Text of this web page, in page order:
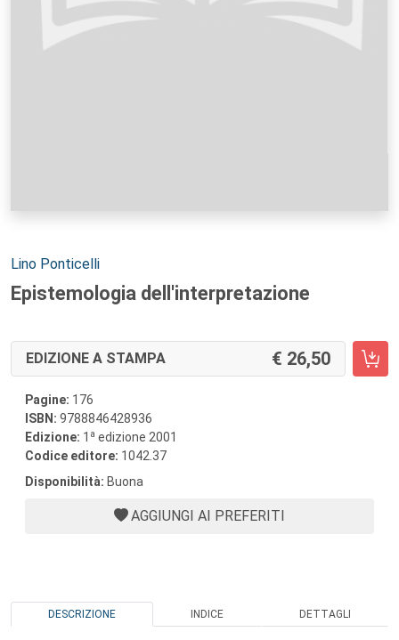
Autori:
Lino Ponticelli
Epistemologia dell'interpretazione
EDIZIONE A STAMPA 26,50
Pagine: 176
ISBN: 9788846428936
Edizione: 1 a edizione 2001
Codice editore: 1042.37
Disponibilità: Buona
AGGIUNGI AI PREFERITI
DESCRIZIONE INDICE DETTAGLI